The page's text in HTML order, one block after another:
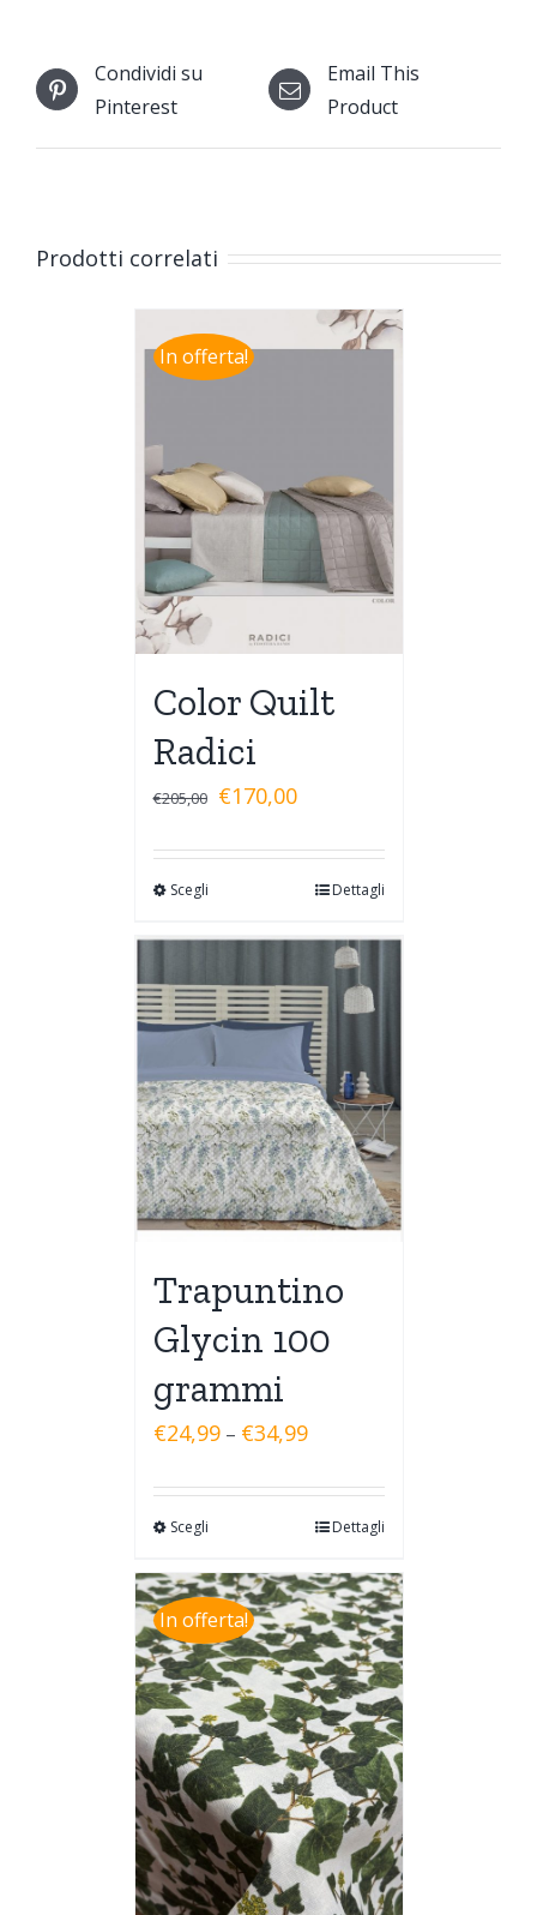
Condividi su
Pinterest
Email This
Product
Prodotti correlati
In offerta!
Color Quilt
Radici
€205,00 €170,00
Scegli Dettagli
Trapuntino
Glycin 100
grammi
€24,99– €34,99
Scegli Dettagli
In offerta!